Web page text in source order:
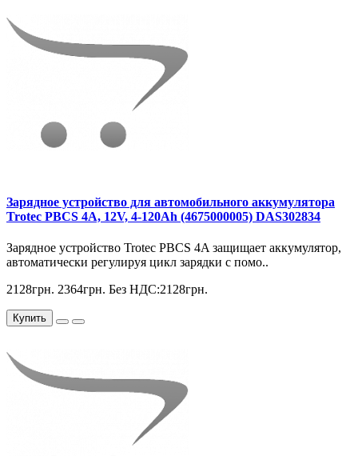
Зарядное устройство для автомобильного аккумулятора
Trotec PBCS 4A, 12V, 4-120Ah (4675000005) DAS302834
Зарядное устройство Trotec PBCS 4A защищает аккумулятор,
автоматически регулируя цикл зарядки с помо..
2128грн. 2364грн. Без НДС:2128грн.
Купить